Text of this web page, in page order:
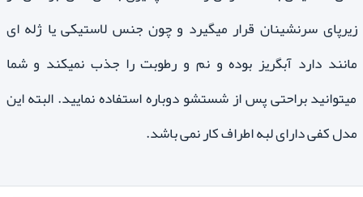
زیرپای سرنشینان قرار میگیرد و چون جنس لاستیکی یا ژله ای
مانند دارد آبگریز بوده و نم و رطوبت را جذب نمیکند و شما
میتوانید براحتی پس از شستشو دوباره استفاده نمایید. البته این
مدل کفی دارای لبه اطراف کار نمی باشد.